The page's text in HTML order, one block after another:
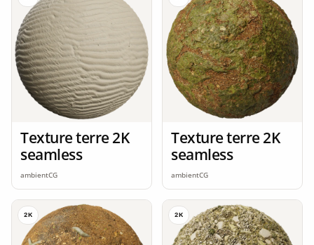
Texture terre 2K
seamless
ambientCG
Texture terre 2K
seamless
ambientCG
2K 2K